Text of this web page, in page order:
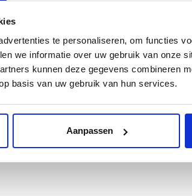
te personaliseren, om functies
we informatie over uw gebruik van onze
kunnen deze gegevens combineren
basis van uw gebruik van hun services.
Aanpassen